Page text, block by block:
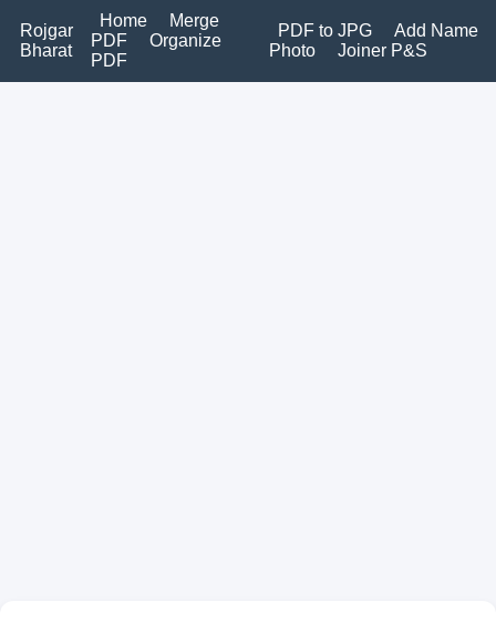
Rojgar
Bharat
Home
Merge
PDF
Organize
PDF
PDF to JPG
Add Name
Photo
Joiner P&S